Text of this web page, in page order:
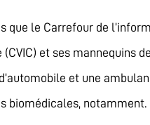
le Carrefour de
et ses mannequins
et une
biomédicales, notamment.